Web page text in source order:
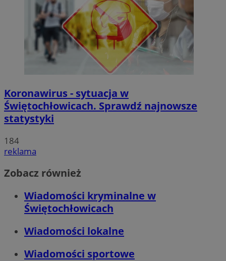
Koronawirus - sytuacja w
Świętochłowicach. Sprawdź najnowsze
statystyki
184
reklama
Zobacz również
Wiadomości kryminalne w
Świętochłowicach
Wiadomości lokalne
Wiadomości sportowe